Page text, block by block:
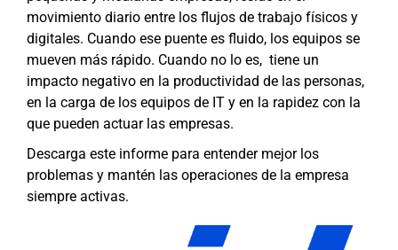
movimiento diario entre los flujos de trabajo físicos y
digitales. Cuando ese puente es fluido, los equipos se
mueven más rápido. Cuando no lo es, tiene un
impacto negativo en la productividad de las personas,
en la carga de los equipos de IT y en la rapidez con la
que pueden actuar las empresas.
Descarga este informe para entender mejor los
problemas y mantén las operaciones de la empresa
siempre activas.